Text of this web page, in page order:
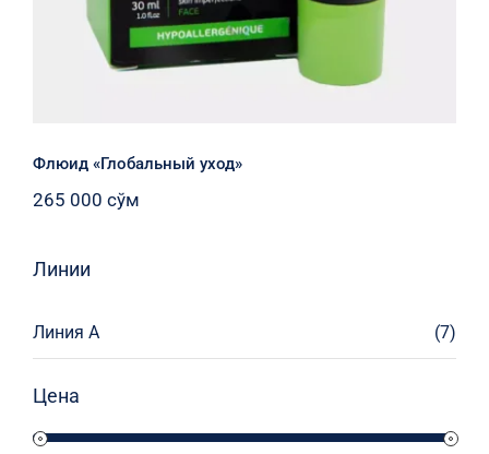
Флюид «Глобальный уход»
265 000 сўм
Линии
Линия А (7)
Цена